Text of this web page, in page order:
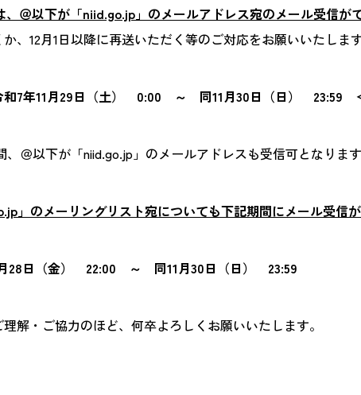
＠以下が「niid.go.jp」のメールアドレス宛のメール受信が
、12月1日以降に再送いただく等のご対応をお願いいたします
7年11月29日（土） 0:00 ～ 同11月30日（日） 23:59
、＠以下が「niid.go.jp」のメールアドレスも受信可となります
」のメーリングリスト宛についても下記期間にメール受信が
日（金） 22:00 ～ 同11月30日（日） 23:59
解・ご協力のほど、何卒よろしくお願いいたします。